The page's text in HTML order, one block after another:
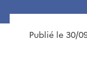
Publié le 30/